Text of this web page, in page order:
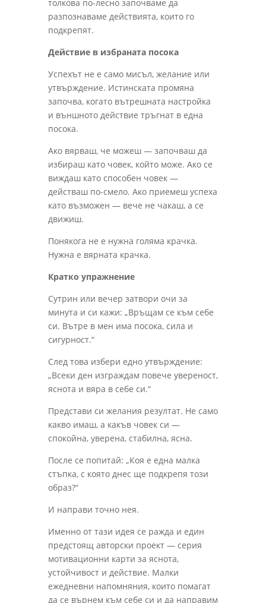
толкова по-лесно започваме да
разпознаваме действията, които го
подкрепят.
Действие в избраната посока
Успехът не е само мисъл, желание или
утвърждение. Истинската промяна
започва, когато вътрешната настройка
и външното действие тръгнат в една
посока.
Ако вярваш, че можеш — започваш да
избираш като човек, който може. Ако се
виждаш като способен човек —
действаш по-смело. Ако приемеш успеха
като възможен — вече не чакаш, а се
движиш.
Понякога не е нужна голяма крачка.
Нужна е вярната крачка.
Кратко упражнение
Сутрин или вечер затвори очи за
минута и си кажи: „Връщам се към себе
си. Вътре в мен има посока, сила и
сигурност.“
След това избери едно утвърждение:
„Всеки ден изграждам повече увереност,
яснота и вяра в себе си.“
Представи си желания резултат. Не само
какво имаш, а какъв човек си —
спокойна, уверена, стабилна, ясна.
После се попитай: „Коя е една малка
стъпка, с която днес ще подкрепя този
образ?“
И направи точно нея.
Именно от тази идея се ражда и един
предстоящ авторски проект — серия
мотивационни карти за яснота,
устойчивост и действие. Малки
ежедневни напомняния, които помагат
да се върнем към себе си и да направим